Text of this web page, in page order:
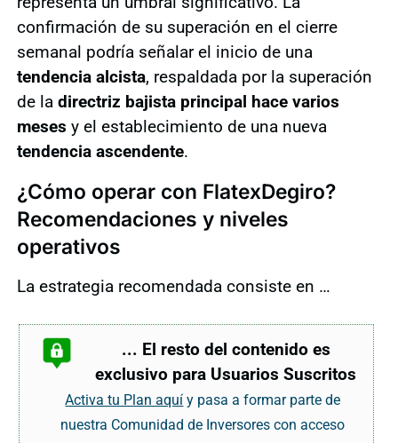
confirmación de su superación en el cierre
semanal podría señalar el inicio de una
tendencia alcista, respaldada por la superación
de la directriz bajista principal hace varios
meses y el establecimiento de una nueva
tendencia ascendente.
¿Cómo operar con FlatexDegiro?
Recomendaciones y niveles
operativos
La estrategia recomendada consiste en …
... El resto del contenido es
exclusivo para Usuarios Suscritos
Activa tu Plan aquí y pasa a formar parte de
nuestra Comunidad de Inversores con acceso